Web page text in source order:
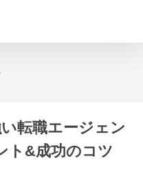
転職エージェン
ト&成功のコツ